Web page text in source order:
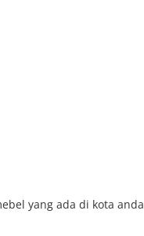
yang ada di kota anda